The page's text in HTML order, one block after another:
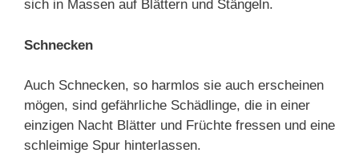
sich in Massen auf Blättern und Stängeln.
Schnecken
Auch Schnecken, so harmlos sie auch erscheinen
mögen, sind gefährliche Schädlinge, die in einer
einzigen Nacht Blätter und Früchte fressen und eine
schleimige Spur hinterlassen.